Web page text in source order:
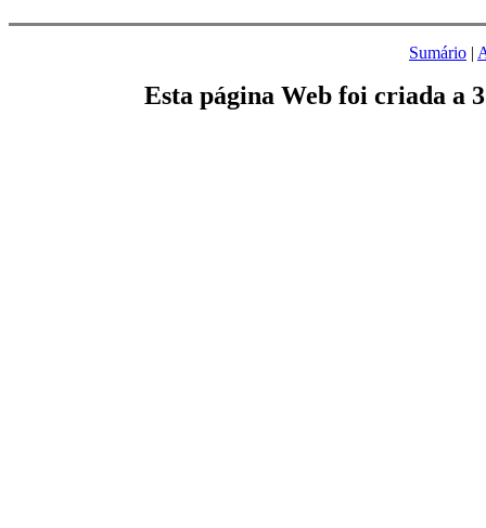
Sumário |
Esta página Web foi criada a